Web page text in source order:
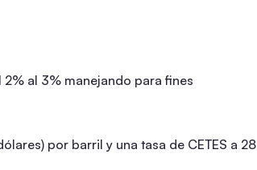
2% al 3% manejando para fines
por barril y una tasa de CETES a 28